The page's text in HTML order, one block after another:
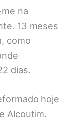
na
13 meses
como
dias.
hoje
Alcoutim.